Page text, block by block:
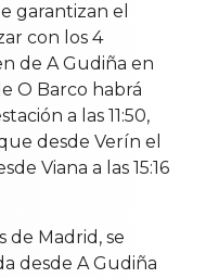
garantizan el
con los 4
de A Gudiña en
O Barco habrá
a las 11:50,
desde Verín el
Viana a las 15:16
de Madrid, se
desde A Gudiña